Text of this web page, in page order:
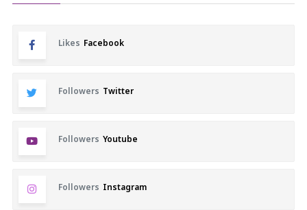
Likes Facebook
Followers Twitter
Followers Youtube
Followers Instagram